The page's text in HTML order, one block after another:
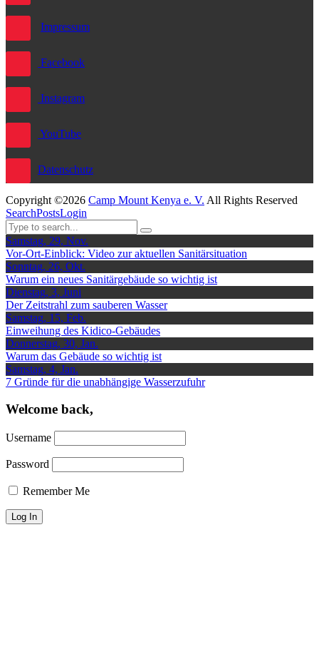
Impressum
Facebook
Instagram
YouTube
Datenschutz
Copyright ©2026 Camp Mount Kenya e. V. All Rights Reserved
SearchPostsLogin
Samstag, 29, Nov.
Vor-Ort-Einblick: Video zur aktuellen Sanitärsituation
Sonntag, 26, Okt.
Warum ein neues Sanitärgebäude so wichtig ist
Dienstag, 3, Juni
Der Zeitstrahl zum sauberen Wasser
Samstag, 15, Feb.
Einweihung des Kidico-Gebäudes
Donnerstag, 30, Jan.
Warum das Gebäude so wichtig ist
Samstag, 4, Jan.
7 Gründe für die unabhängige Wasserzufuhr
Welcome back,
Username
Password
Remember Me